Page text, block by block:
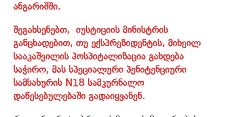
ანგარიშში.
შეგახსენებთ, იუსტიციის მინისტრის
განცხადებით, თუ ექსპრეზიდენტის, მიხეილ
სააკაშვილის ჰოსპიტალიზაცია გახდება
საჭირო, მას სპეციალური პენიტენციური
სამსახურის N18 სამკურნალო
დაწესებულებაში გადაიყვანენ.